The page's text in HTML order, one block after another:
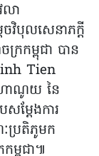
លា
វិបុលសេនាភក្តី
រកម្ពុជា បាន
Tien
ហាណូយ នៃ
តែងការ
ប្រតិភូមក
ម្ពុជា៕